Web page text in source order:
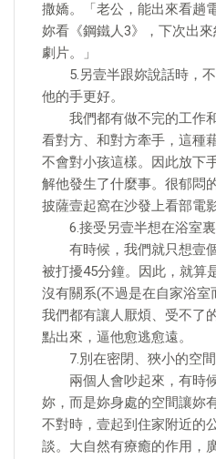
撒嬌。「老公，能出來看趟
妳看《鋼鐵人3》，下次出
劇片。」
5.另壹半跟妳說話時，不
他的手更好。
我們都有做不完的工作
看對方、和對方牽手，這種
不會對小孩這樣。因此放下
解他發生了什麼事。很郁悶
披薩壹起窩在沙發上看部電影
6.接受另壹半想在浴室裏
有時候，我們就只想壹
被打擾45分鐘。因此，就算
沒有關系(不過是在自家浴室
我們都有讓人厭煩、受不了
點出來，逼他愈逃愈遠。
7.別在密閉、狹小的空間
兩個人會吵起來，有時候
妳，而是妳身處的空間讓妳
不對時，壹起到住家附近的
談。大自然有療癒的作用，